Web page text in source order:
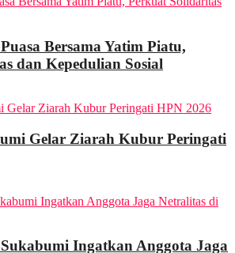
Bersama Yatim Piatu,
dan Kepedulian Sosial
Gelar Ziarah Kubur Peringati
Ingatkan Anggota Jaga